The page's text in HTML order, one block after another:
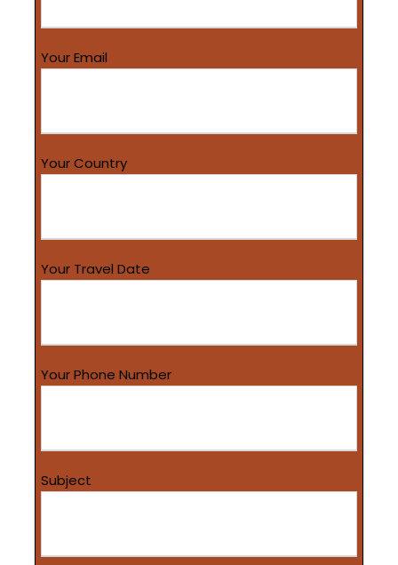
Your Email
Your Country
Your Travel Date
Your Phone Number
Subject